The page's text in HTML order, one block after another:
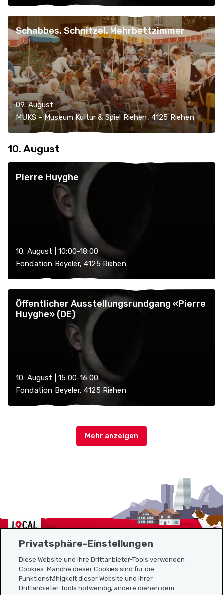
Schabbes, Schnitzel, Mehrbettzimmer
09. August
MUKS - Museum Kultur & Spiel Riehen, 4125 Riehen
10. August
Pierre Huyghe
10. August | 10:00-18:00
Fondation Beyeler, 4125 Riehen
Öffentlicher Ausstellungsrundgang «Pierre
Huyghe» (DE)
10. August | 15:00-16:00
Fondation Beyeler, 4125 Riehen
Localcities
Sitemap
Privatsphäre-Einstellungen
Diese Website und ihre Drittanbieter-Tools verwenden
Cookies. Manche dieser Cookies sind für die
Funktionsfähigkeit dieser Website und ihrer
Drittanbieter-Tools notwendig, andere dienen dem